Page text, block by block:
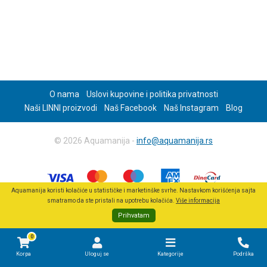
0
Korpa Uloguj se Kategorije Podrška
O nama
Uslovi kupovine i politika privatnosti
Naši LINNI proizvodi
Naš Facebook Naš Instagram Blog
© 2026 Aquamanija - info@aquamanija.rs
Aquamanija koristi kolačiće u statističke i marketinške svrhe. Nastavkom korišćenja sajta
smatramo da ste pristali na upotrebu kolačića. Više informacija
Prihvatam